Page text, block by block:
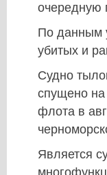
очередную
По данным
убитых и
Судно
спущено на
флота в
Является